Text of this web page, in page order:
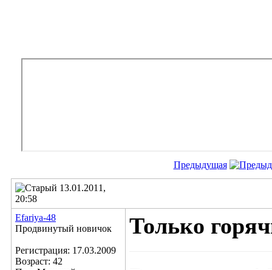
Предыдущая
13.01.2011,
20:58
Efariya-48
Продвинутый новичок
Регистрация: 17.03.2009
Возраст: 42
Только